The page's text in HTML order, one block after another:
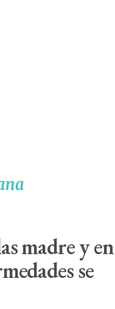
madre y en
se